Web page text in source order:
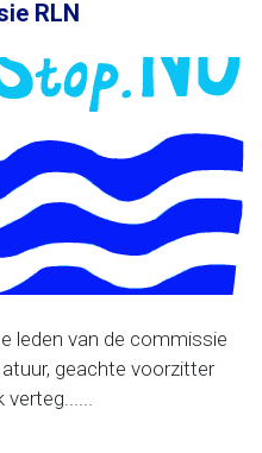
RLN
leden van de commissie
geachte voorzitter
verteg......